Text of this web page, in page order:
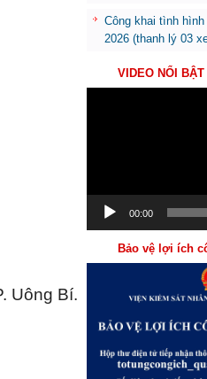
Uông Bí.
Công khai tình
2026 (thanh lý 03
VIDEO NỔI BẬT
00:00
Bảo vệ lợi ích